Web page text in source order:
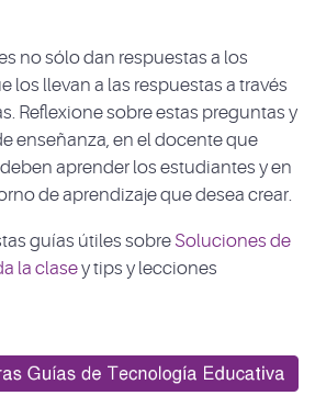
no sólo dan respuestas a los
los llevan a las respuestas a través
Reflexione sobre estas preguntas y
enseñanza, en el docente que
aprender los estudiantes y en
de aprendizaje que desea crear.
guías útiles sobre Soluciones de
la clasey tips y lecciones